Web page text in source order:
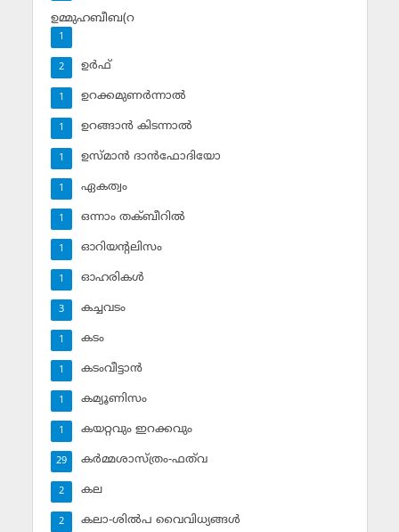
ഉമ്മുഹബീബ(റ
1
ഉര്‍ഫ്
2
ഉറക്കമുണര്‍ന്നാല്‍
1
ഉറങ്ങാന്‍ കിടന്നാല്‍
1
ഉസ്മാന്‍ ദാന്‍ഫോദിയോ
1
ഏകത്വം
1
ഒന്നാം തക്ബീറില്‍
1
ഓറിയന്റലിസം
1
ഓഹരികള്‍
1
കച്ചവടം
3
കടം
1
കടംവീട്ടാന്‍
1
കമ്യൂണിസം
1
കയറ്റവും ഇറക്കവും
1
കര്‍മ്മശാസ്ത്രം-ഫത്‌വ
29
കല
2
കലാ-ശില്‍പ വൈവിധ്യങ്ങള്‍
2